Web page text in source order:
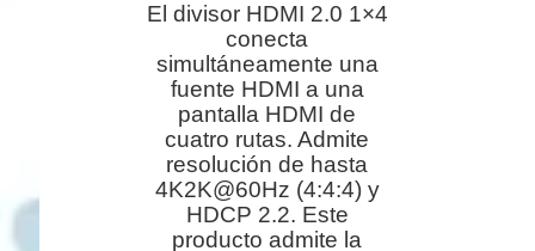
El divisor HDMI 2.0 1×4
conecta
simultáneamente una
fuente HDMI a una
pantalla HDMI de
cuatro rutas. Admite
resolución de hasta
4K2K@60Hz (4:4:4) y
HDCP 2.2. Este
producto admite la